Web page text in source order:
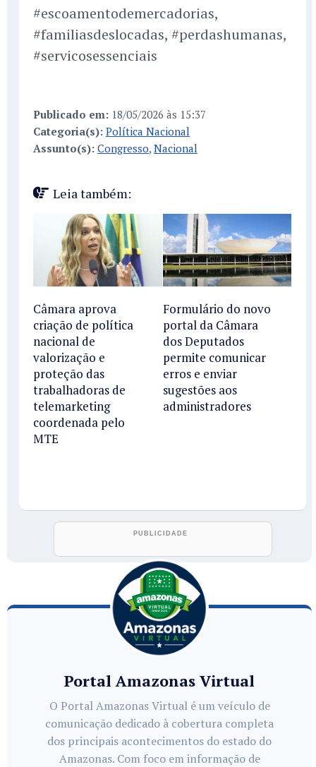
#escoamentodemercadorias,
#familiasdeslocadas, #perdashumanas,
#servicosessenciais
Publicado em: 18/05/2026 às 15:37
Categoria(s): Política Nacional
Assunto(s): Congresso, Nacional
Leia também:
Câmara aprova
criação de política
nacional de
valorização e
proteção das
trabalhadoras de
telemarketing
coordenada pelo
MTE
Formulário do novo
portal da Câmara
dos Deputados
permite comunicar
erros e enviar
sugestões aos
administradores
Portal Amazonas Virtual
O Portal Amazonas Virtual é um veículo de
comunicação dedicado à cobertura completa
dos principais acontecimentos do estado do
Amazonas. Com foco em informação de